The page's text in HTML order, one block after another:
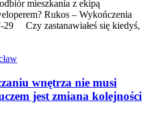
mieszkania z ekipą
Rukos – Wykończenia
29 Czy zastanawiałeś się kiedyś,
wnętrza nie musi
jest zmiana kolejności